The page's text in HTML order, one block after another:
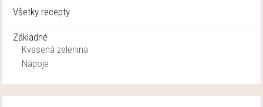
Všetky recepty
Základné
Kvasená zelenina
Nápoje